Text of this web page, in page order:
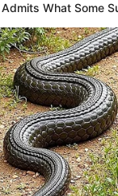
Admits What Some